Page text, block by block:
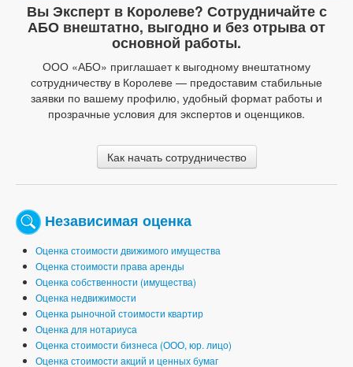
Вы Эксперт в Королеве? Сотрудничайте с
АБО внештатно, выгодно и без отрыва от
основной работы.
ООО «АБО» приглашает к выгодному внештатному
сотрудничеству в Королеве — предоставим стабильные
заявки по вашему профилю, удобный формат работы и
прозрачные условия для экспертов и оценщиков.
Как начать сотрудничество
Независимая оценка
Оценка стоимости движимого имущества
Оценка стоимости права аренды
Оценка собственности (имущества)
Оценка недвижимости
Оценка рыночной стоимости квартир
Оценка для нотариуса
Оценка стоимости бизнеса (ООО, юр. лицо)
Оценка стоимости акций и ценных бумаг